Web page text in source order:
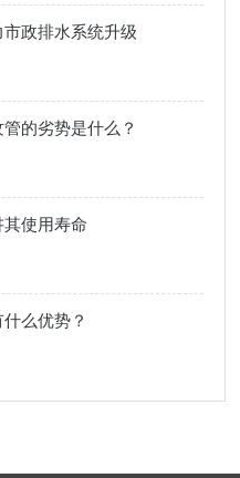
政排水系统升级
的劣势是什么？
使用寿命
么优势？